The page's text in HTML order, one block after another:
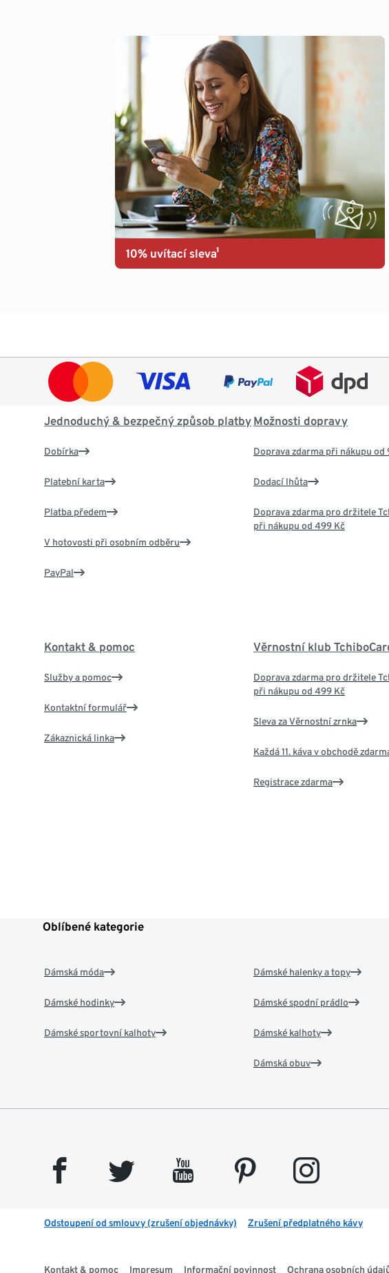
10% uvítací sleva¹
Jednoduchý & bezpečný způsob platby
Dobírka
Platební karta
Platba předem
V hotovosti při osobním odběru
PayPal
Možnosti dopravy
Doprava zdarma při nákupu od
Dodací lhůta
Doprava zdarma pro držitele
při nákupu od 499 Kč
Kontakt & pomoc
Služby a pomoc
Kontaktní formulář
Zákaznická linka
Věrnostní klub
Doprava zdarma pro držitele
při nákupu od 499 Kč
Sleva za Věrnostní zrnka
Každá 11. káva v obchodě
Registrace zdarma
Oblíbené kategorie
Dámská móda
Dámské hodinky
Dámské sportovní kalhoty
Dámské halenky a topy
Dámské spodní prádlo
Dámské kalhoty
Dámská obuv
facebook twitter youtube pinterest instagram
Odstoupení od smlouvy (zrušení objednávky) Zrušení předplatného kávy
Kontakt & pomoc Impresum Informační povinnost Ochrana osobních